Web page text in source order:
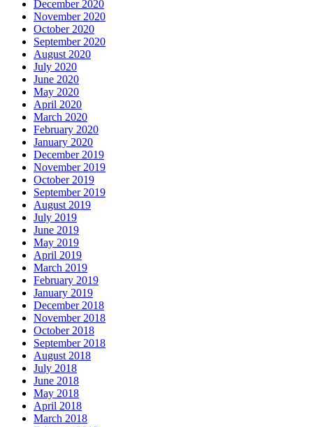
December 2020
November 2020
October 2020
September 2020
August 2020
July 2020
June 2020
May 2020
April 2020
March 2020
February 2020
January 2020
December 2019
November 2019
October 2019
September 2019
August 2019
July 2019
June 2019
May 2019
April 2019
March 2019
February 2019
January 2019
December 2018
November 2018
October 2018
September 2018
August 2018
July 2018
June 2018
May 2018
April 2018
March 2018